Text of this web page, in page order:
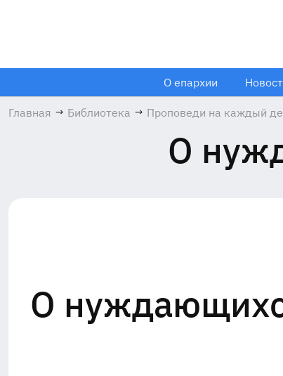
О епархии
Главная → Библиотека → Проповеди на каждый
О
О